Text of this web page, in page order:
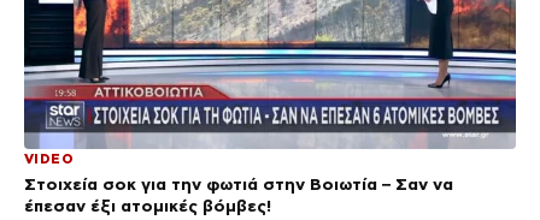
VIDEO
Στοιχεία σοκ για την φωτιά στην Βοιωτία – Σαν να
έπεσαν έξι ατομικές βόμβες!